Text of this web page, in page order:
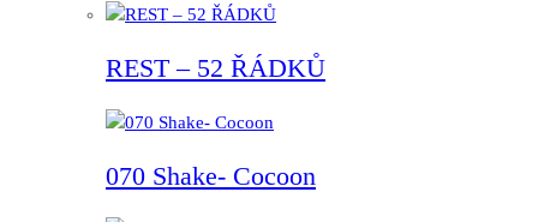
REST – 52 ŘÁDKŮ
070 Shake- Cocoon